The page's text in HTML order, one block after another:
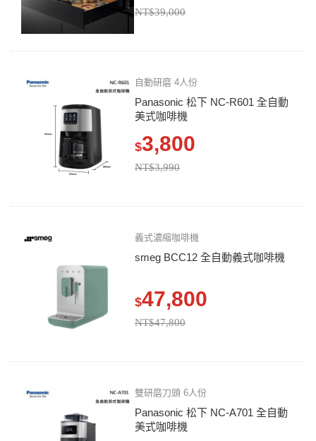
NT$39,000
自動研磨 4人份
Panasonic 松下 NC-R601 全自動
美式咖啡機
$3,800
NT$3,990
義式濃縮咖啡機
smeg BCC12 全自動義式咖啡機
$47,800
NT$47,800
雙研磨刀頭 6人份
Panasonic 松下 NC-A701 全自動
美式咖啡機